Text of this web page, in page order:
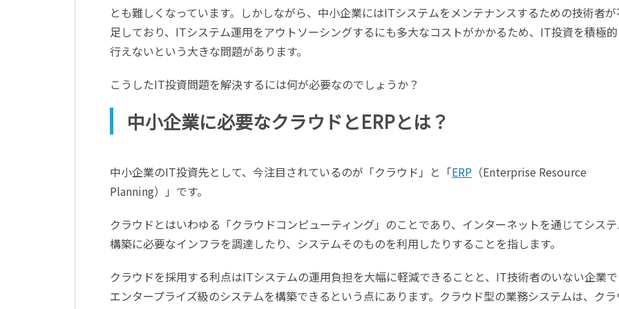
とも難しくなっています。しかしながら、中小企業にはITシステムをメンテナンスするための技術者が
足しており、ITシステム運用をアウトソーシングするにも多大なコストがかかるため、IT投資を積極
行えないという大きな問題があります。
こうしたIT投資問題を解決するには何が必要なのでしょうか？
中小企業に必要なクラウドとERPとは？
中小企業のIT投資先として、今注目されているのが「クラウド」と「ERP （Enterprise Resource
Planning）」です。
クラウドとはいわゆる「クラウドコンピューティング」のことであり、インターネットを通じてシス
構築に必要なインフラを調達したり、システムそのものを利用したりすることを指します。
クラウドを採用する利点はITシステムの運用負担を大幅に軽減できることと、IT技術者のいない企業
エンタープライズ級のシステムを構築できるという点にあります。クラウド型の業務システムは、クラ